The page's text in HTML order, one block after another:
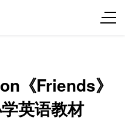
《Friends》
英语教材